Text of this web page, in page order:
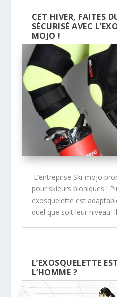
CET HIVER, FAITES
SÉCURISÉ AVEC
MOJO !
L’entreprise Ski-mojo
pour skieurs bioniques !
exosquelette est
quel que soit leur niveau.
L’EXOSQUELETTE
L’HOMME ?